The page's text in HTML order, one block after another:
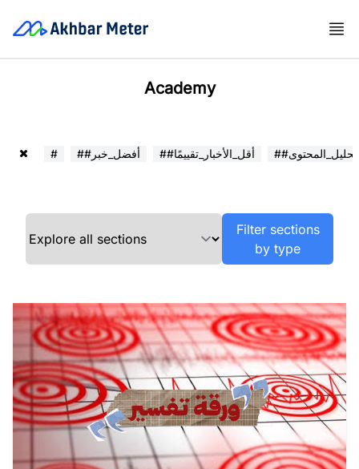
Academy
# ##أفضل_خبر ##أقل_الأخبار_تقييمًا ##تحليل_المحتوى
Filter sections
by type